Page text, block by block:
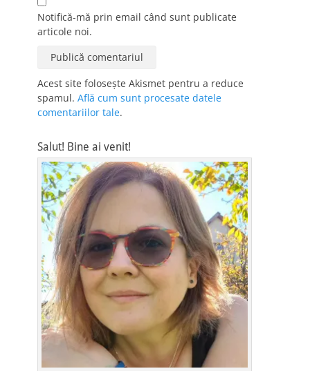
Notifică-mă prin email când sunt publicate
articole noi.
Acest site folosește Akismet pentru a reduce
spamul. Află cum sunt procesate datele
comentariilor tale.
Salut! Bine ai venit!